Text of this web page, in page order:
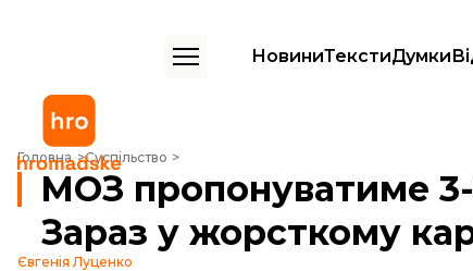
НовиниТекстиДумки
Головна Суспільство
МОЗ пропонуватиме 3-тижневий локдаун на початку січня.
МОЗ пропонуватиме
Зараз у жорсткому
Євгенія Луценко